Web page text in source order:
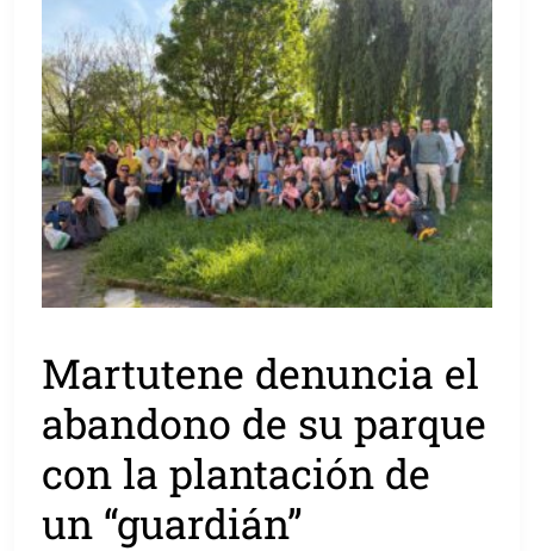
Martutene denuncia el
abandono de su parque
con la plantación de
un “guardián”